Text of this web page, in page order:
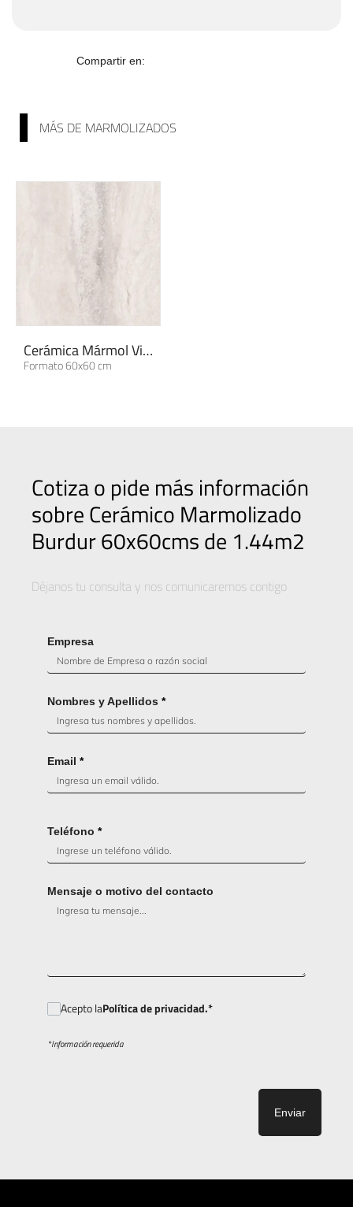
Compartir en:
MÁS DE MARMOLIZADOS
Cerámica Mármol Vittoria | Colección Sen...
Formato 60x60 cm
Cotiza o pide más información
sobre Cerámico Marmolizado
Burdur 60x60cms de 1.44m2
Déjanos tu consulta y nos comunicaremos contigo
Empresa
Nombres y Apellidos *
Email *
Teléfono *
Mensaje o motivo del contacto
Acepto laPolítica de privacidad.*
*Información requerida
Enviar